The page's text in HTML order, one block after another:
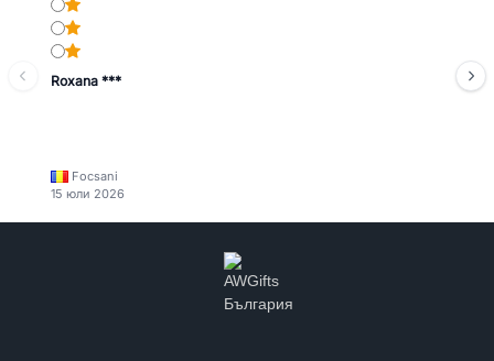
Roxana ***
Focsani
15 юли 2026